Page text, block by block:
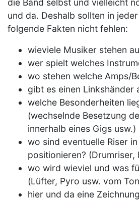
und da. Deshalb sollten in
folgende Fakten nicht fehlen:
wieviele Musiker stehen
wer spielt welches
wo stehen welche Amps/
gibt es einen Linkshänder
welche Besonderheiten
(wechselnde Besetzung
innerhalb eines Gigs usw.)
wo sind eventuelle Riser
positionieren? (Drumriser,
wo wird wieviel und was
(Lüfter, Pyro usw. vom
hier und da eine